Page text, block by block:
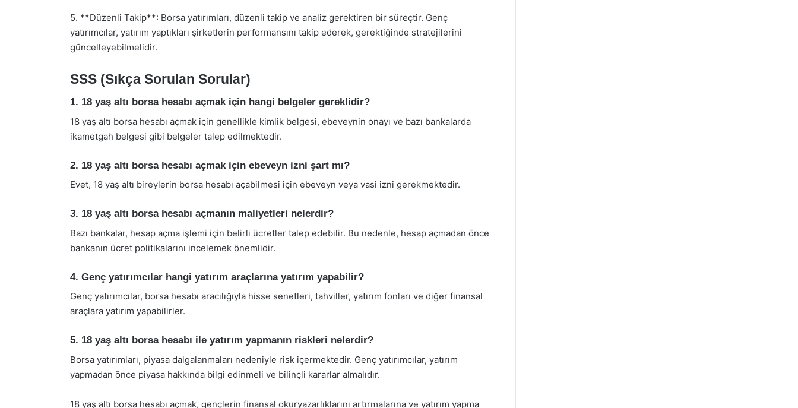
5. **Düzenli Takip**: Borsa yatırımları, düzenli takip ve analiz gerektiren bir süreçtir. Genç
yatırımcılar, yatırım yaptıkları şirketlerin performansını takip ederek, gerektiğinde stratejilerini
güncelleyebilmelidir.
SSS (Sıkça Sorulan Sorular)
1. 18 yaş altı borsa hesabı açmak için hangi belgeler gereklidir?
18 yaş altı borsa hesabı açmak için genellikle kimlik belgesi, ebeveynin onayı ve bazı bankalarda
ikametgah belgesi gibi belgeler talep edilmektedir.
2. 18 yaş altı borsa hesabı açmak için ebeveyn izni şart mı?
Evet, 18 yaş altı bireylerin borsa hesabı açabilmesi için ebeveyn veya vasi izni gerekmektedir.
3. 18 yaş altı borsa hesabı açmanın maliyetleri nelerdir?
Bazı bankalar, hesap açma işlemi için belirli ücretler talep edebilir. Bu nedenle, hesap açmadan önce
bankanın ücret politikalarını incelemek önemlidir.
4. Genç yatırımcılar hangi yatırım araçlarına yatırım yapabilir?
Genç yatırımcılar, borsa hesabı aracılığıyla hisse senetleri, tahviller, yatırım fonları ve diğer finansal
araçlara yatırım yapabilirler.
5. 18 yaş altı borsa hesabı ile yatırım yapmanın riskleri nelerdir?
Borsa yatırımları, piyasa dalgalanmaları nedeniyle risk içermektedir. Genç yatırımcılar, yatırım
yapmadan önce piyasa hakkında bilgi edinmeli ve bilinçli kararlar almalıdır.
18 yaş altı borsa hesabı açmak, gençlerin finansal okuryazarlıklarını artırmalarına ve yatırım yapma